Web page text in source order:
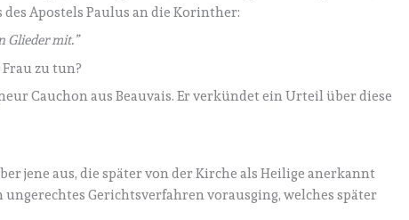
des Apostels Paulus an die Korinther:
Glieder mit.”
zu tun?
Cauchon aus Beauvais. Er verkündet ein Urteil über diese
jene aus, die später von der Kirche als Heilige anerkannt
Gerichtsverfahren vorausging, welches später